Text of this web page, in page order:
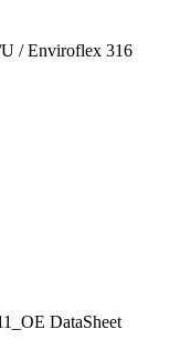
/ Enviroflex 316
DataSheet